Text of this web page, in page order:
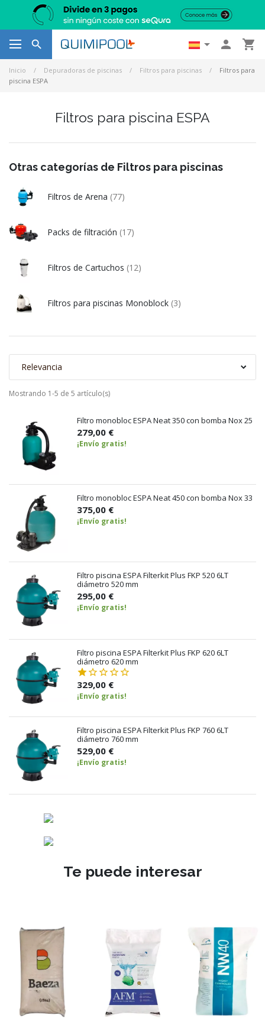
   
Inicio Depuradoras de piscinas Filtros para piscinas
Filtros para
piscina ESPA
Filtros para piscina ESPA
Otras categorías de Filtros para piscinas
Filtros de Arena (77)
Packs de filtración (17)
Filtros de Cartuchos (12)
Filtros para piscinas Monoblock (3)
Te puede interesar
Relevancia
Mostrando 1-5 de 5 artículo(s)
Filtro monobloc ESPA Neat 350 con bomba Nox 25
279,00 €
¡Envío gratis!
Filtro monobloc ESPA Neat 450 con bomba Nox 33
375,00 €
¡Envío gratis!
Filtro piscina ESPA Filterkit Plus FKP 520 6LT
diámetro 520 mm
295,00 €
¡Envío gratis!
Filtro piscina ESPA Filterkit Plus FKP 620 6LT
diámetro 620 mm
329,00 €
¡Envío gratis!
Filtro piscina ESPA Filterkit Plus FKP 760 6LT
diámetro 760 mm
529,00 €
¡Envío gratis!